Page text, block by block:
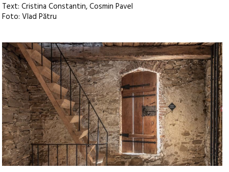
Text: Cristina Constantin, Cosmin Pavel
Foto: Vlad Pătru